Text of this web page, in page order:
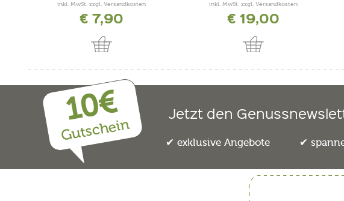
inkl. MwSt. zzgl. Versandkosten
€ 7,90
inkl. MwSt. zzgl. Versandkosten
€ 19,00
10€
Gutschein
Jetzt den
exklusive Angebote